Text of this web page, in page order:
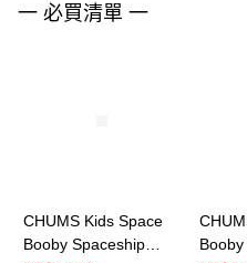
一 必買清單 一
CHUMS Kids Space
Booby Spaceship